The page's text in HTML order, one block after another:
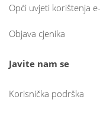
Opći uvjeti korištenja
Objava cjenika
Javite nam se
Korisnička podrška